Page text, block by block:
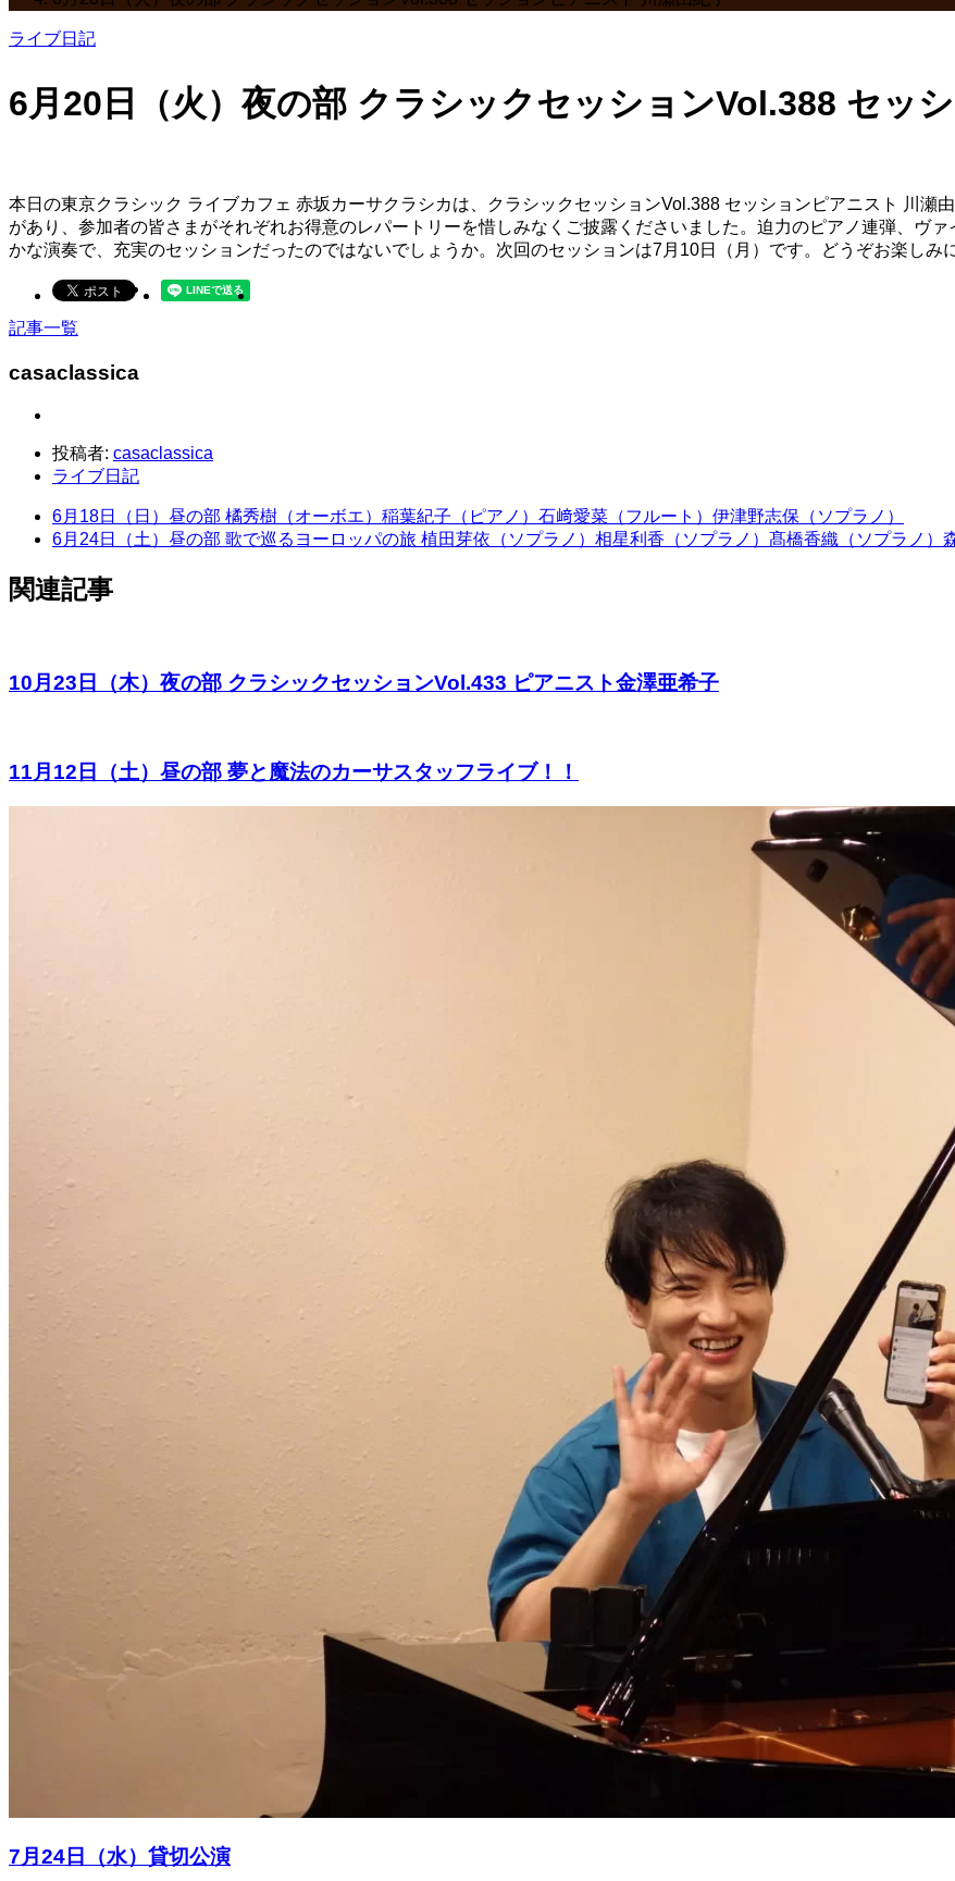
ライブ日記
6月20日（火）夜の部 クラシックセッションVol.388 セッ
本日の東京クラシック ライブカフェ 赤坂カーサクラシカは、クラシックセッションVol.388 セッションピアニスト 川瀬
があり、参加者の皆さまがそれぞれお得意のレパートリーを惜しみなくご披露くださいました。迫力のピアノ連弾、ヴ
かな演奏で、充実のセッションだったのではないでしょうか。次回のセッションは7月10日（月）です。どうぞお楽しみ
記事一覧
casaclassica
投稿者: casaclassica
ライブ日記
6月18日（日）昼の部 橘秀樹（オーボエ）稲葉紀子（ピアノ）石﨑愛菜（フルート）伊津野志保（ソプラノ）
6月24日（土）昼の部 歌で巡るヨーロッパの旅 植田芽依（ソプラノ）相星利香（ソプラノ）髙橋香織（ソプラノ）
関連記事
10月23日（木）夜の部 クラシックセッションVol.433 ピアニスト金澤亜希子
11月12日（土）昼の部 夢と魔法のカーサスタッフライブ！！
7月24日（水）貸切公演